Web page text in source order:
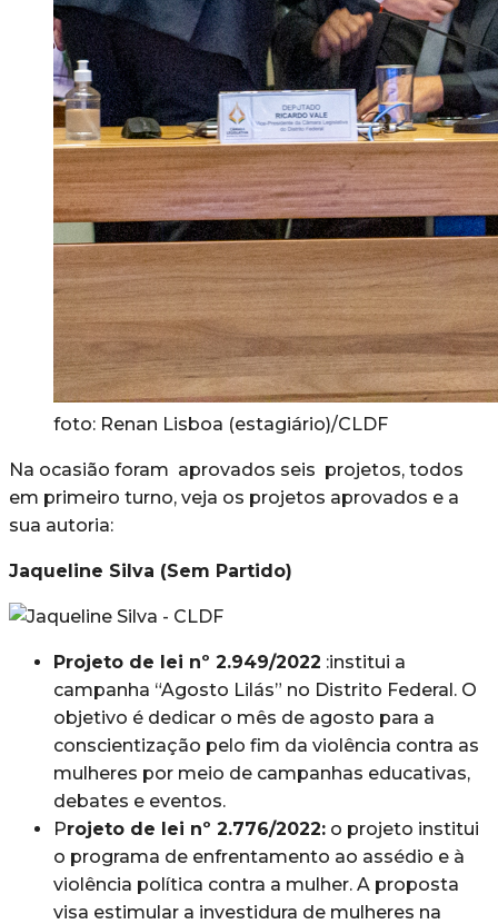
foto: Renan Lisboa (estagiário)/CLDF
Na ocasião foram aprovados seis projetos, todos
em primeiro turno, veja os projetos aprovados e a
sua autoria:
Jaqueline Silva (Sem Partido)
Projeto de lei nº 2.949/2022 :institui a
campanha “Agosto Lilás” no Distrito Federal. O
objetivo é dedicar o mês de agosto para a
conscientização pelo fim da violência contra as
mulheres por meio de campanhas educativas,
debates e eventos.
Projeto de lei nº 2.776/2022: o projeto institui
o programa de enfrentamento ao assédio e à
violência política contra a mulher. A proposta
visa estimular a investidura de mulheres na